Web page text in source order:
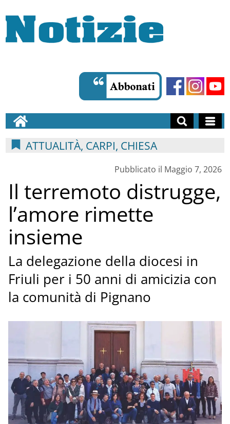
ATTUALITÀ, CARPI, CHIESA
Pubblicato il Maggio 7, 2026
Il terremoto distrugge,
l’amore rimette
insieme
La delegazione della diocesi in
Friuli per i 50 anni di amicizia con
la comunità di Pignano